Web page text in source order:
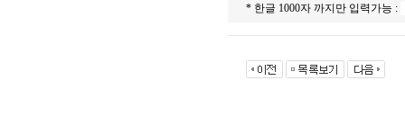
* 한글 1000자 까지만 입력가능 :